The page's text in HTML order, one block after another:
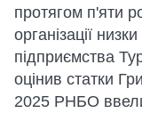
протягом п'яти
організації
підприємства
оцінив статки
2025 РНБО ввели